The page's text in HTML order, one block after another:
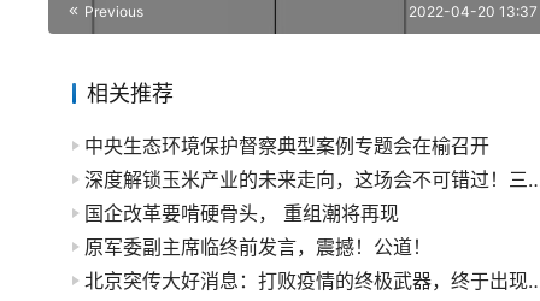
Previous 2022-04-20 13:37
相关推荐
中央生态环境保护督察典型案例专题会在榆召开
深度解锁玉米产业的未来走向，这
国企改革要啃硬骨头， 重组潮将再现
原军委副主席临终前发言，震撼！公道！
北京突传大好消息：打败疫情的终